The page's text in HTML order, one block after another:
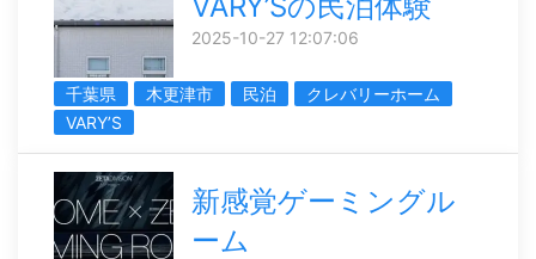
2025-10-27 12:07:06
千葉県 木更津市 民泊
クレバリーホーム
VARY’S
新感覚ゲーミングル
ーム